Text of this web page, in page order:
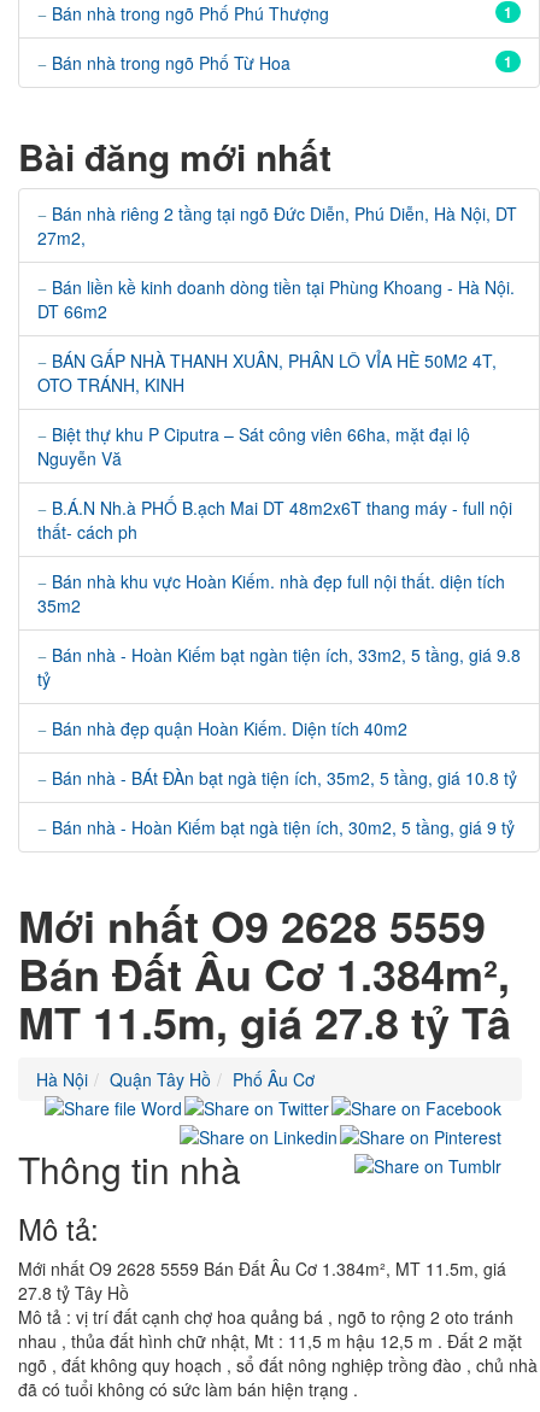
1
Bán nhà trong ngõ Phố Phú Thượng
1
Bán nhà trong ngõ Phố Từ Hoa
Bài đăng mới nhất
Bán nhà riêng 2 tầng tại ngõ Đức Diễn, Phú Diễn, Hà Nội, DT
27m2,
Bán liền kề kinh doanh dòng tiền tại Phùng Khoang - Hà Nội.
DT 66m2
BÁN GẤP NHÀ THANH XUÂN, PHÂN LÔ VỈA HÈ 50M2 4T,
OTO TRÁNH, KINH
Biệt thự khu P Ciputra – Sát công viên 66ha, mặt đại lộ
Nguyễn Vă
B.Á.N Nh.à PHỐ B.ạch Mai DT 48m2x6T thang máy - full nội
thất- cách ph
Bán nhà khu vực Hoàn Kiếm. nhà đẹp full nội thất. diện tích
35m2
Bán nhà - Hoàn Kiếm bạt ngàn tiện ích, 33m2, 5 tầng, giá 9.8
tỷ
Bán nhà đẹp quận Hoàn Kiếm. Diện tích 40m2
Bán nhà - BÁt ĐÀn bạt ngà tiện ích, 35m2, 5 tầng, giá 10.8 tỷ
Bán nhà - Hoàn Kiếm bạt ngà tiện ích, 30m2, 5 tầng, giá 9 tỷ
Mới nhất O9 2628 5559
Bán Đất Âu Cơ 1.384m²,
MT 11.5m, giá 27.8 tỷ Tâ
Hà Nội Quận Tây Hồ Phố Âu Cơ
Thông tin nhà
Mô tả:
Mới nhất O9 2628 5559 Bán Đất Âu Cơ 1.384m², MT 11.5m, giá
27.8 tỷ Tây Hồ
Mô tả : vị trí đất cạnh chợ hoa quảng bá , ngõ to rộng 2 oto tránh
nhau , thủa đất hình chữ nhật, Mt : 11,5 m hậu 12,5 m . Đất 2 mặt
ngõ , đất không quy hoạch , sổ đất nông nghiệp trồng đào , chủ nhà
đã có tuổi không có sức làm bán hiện trạng .